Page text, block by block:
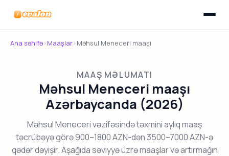
Evalon
Ana səhifə›Maaşlar›Məhsul Meneceri maaşı
MAAŞ MƏLUMATI
Məhsul Meneceri maaşı
Azərbaycanda (2026)
Məhsul Meneceri vəzifəsində təxmini aylıq maaş
təcrübəyə görə 900–1800 AZN-dən 3500–7000 AZN-ə
qədər dəyişir. Aşağıda səviyyə üzrə maaşlar və artırmağın